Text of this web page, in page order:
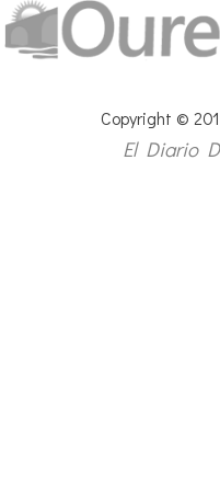
Copyright ©
El Diario